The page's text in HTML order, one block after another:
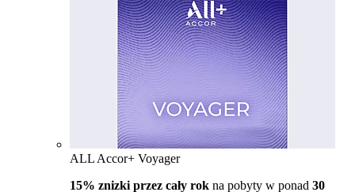
ALL Accor+ Voyager
15% znizki przez cały rok na pobyty w ponad 30